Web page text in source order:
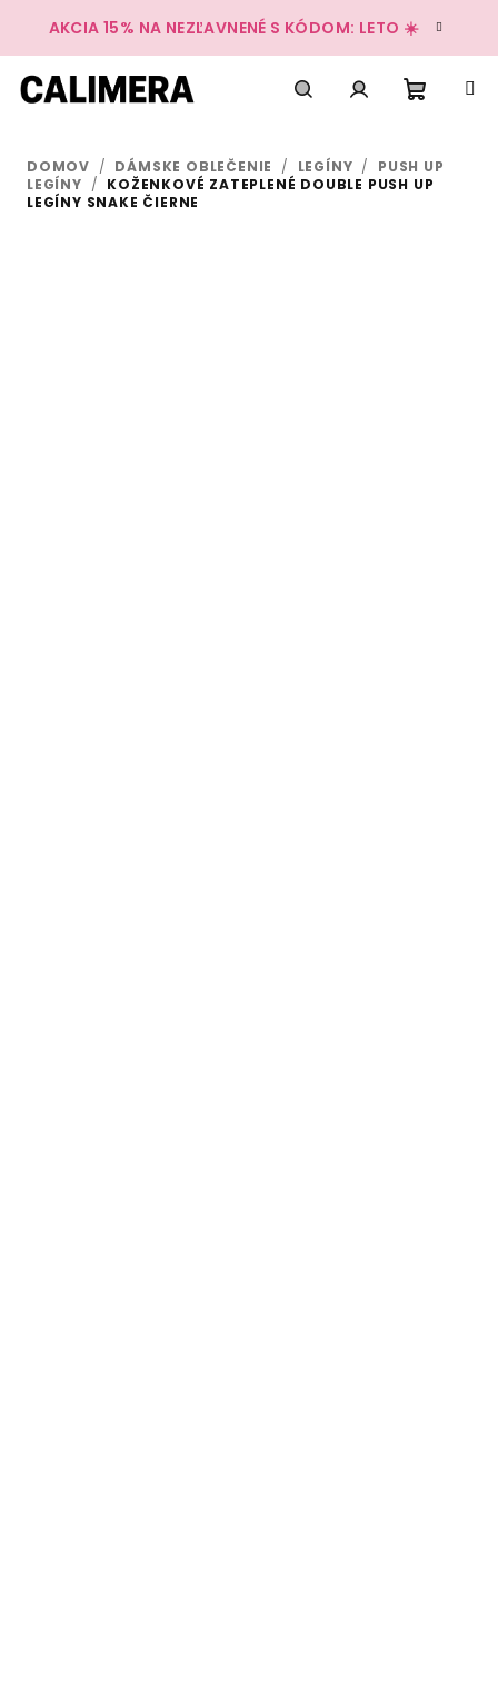
obsah
AKCIA 15% NA NEZĽAVNENÉ S KÓDOM: LETO ☀️
košík
DOMOV / DÁMSKE OBLEČENIE / LEGÍNY /
PUSH UP
LEGÍNY / KOŽENKOVÉ ZATEPLENÉ DOUBLE PUSH UP
LEGÍNY SNAKE ČIERNE